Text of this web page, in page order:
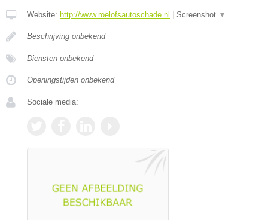
Website: http://www.roelofsautoschade.nl Screenshot ▼
Beschrijving onbekend
Diensten onbekend
Openingstijden onbekend
Sociale media: